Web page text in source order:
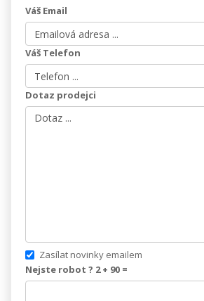
Váš Email
Váš Telefon
Dotaz prodejci
Zasílat novinky emailem
Nejste robot ? 2 + 90 =